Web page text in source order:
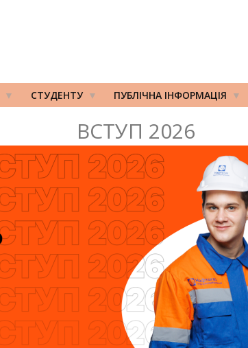
СТУДЕНТУ ПУБЛІЧНА ІНФОРМАЦІЯ
ВСТУП 2026